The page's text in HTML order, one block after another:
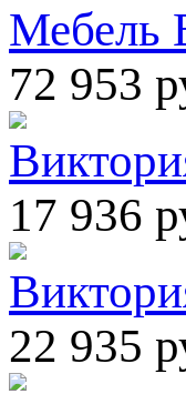
Мебель
72 953
17 936
22 935